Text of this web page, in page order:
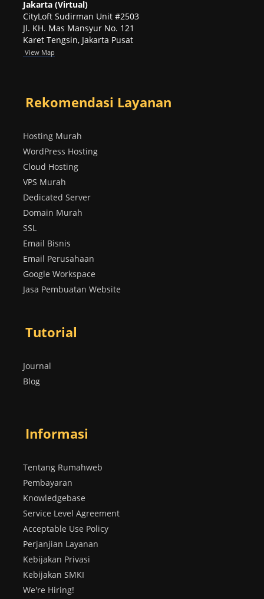
Jakarta (Virtual)
CityLoft Sudirman Unit #2503
Jl. KH. Mas Mansyur No. 121
Karet Tengsin, Jakarta Pusat
View Map
Rekomendasi Layanan
Hosting Murah
WordPress Hosting
Cloud Hosting
VPS Murah
Dedicated Server
Domain Murah
SSL
Email Bisnis
Email Perusahaan
Google Workspace
Jasa Pembuatan Website
Tutorial
Journal
Blog
Informasi
Tentang Rumahweb
Pembayaran
Knowledgebase
Service Level Agreement
Acceptable Use Policy
Perjanjian Layanan
Kebijakan Privasi
Kebijakan SMKI
We're Hiring!